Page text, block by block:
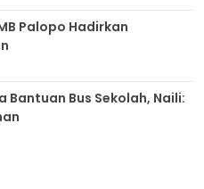
Palopo Hadirkan
Bantuan Bus Sekolah, Naili: